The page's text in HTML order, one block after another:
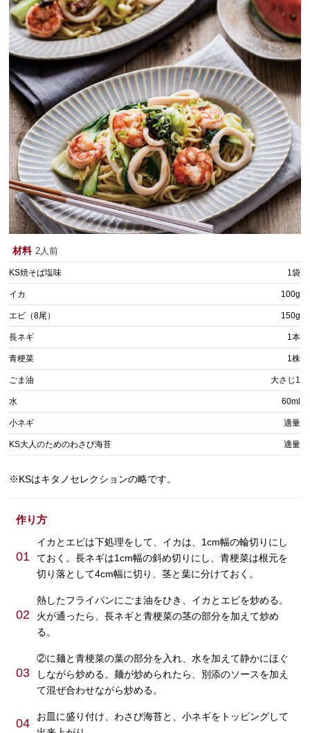
材料 2人前
KS焼そば塩味 1袋
イカ 100g
エビ（8尾） 150g
長ネギ 1本
青梗菜 1株
ごま油 大さじ1
水 60ml
小ネギ 適量
KS大人のためのわさび海苔 適量
※KSはキタノセレクションの略です。
作り方
01
イカとエビは下処理をして、イカは、1cm幅の輪切りにし
ておく。長ネギは1cm幅の斜め切りにし、青梗菜は根元を
切り落として4cm幅に切り、茎と葉に分けておく。
02
熱したフライパンにごま油をひき、イカとエビを炒める。
火が通ったら、長ネギと青梗菜の茎の部分を加えて炒め
る。
03
②に麺と青梗菜の葉の部分を入れ、水を加えて静かにほぐ
しながら炒める。麺が炒められたら、別添のソースを加え
て混ぜ合わせながら炒める。
04
お皿に盛り付け、わさび海苔と、小ネギをトッピングして